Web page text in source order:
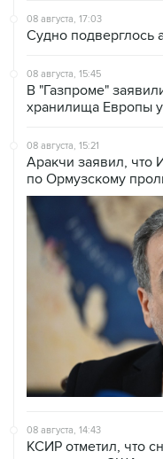
08 августа, 17:03
Судно подверглось
08 августа, 15:45
В "Газпроме"
хранилища Европы
08 августа, 15:21
Аракчи заявил, что
по Ормузскому
08 августа, 14:43
КСИР отметил, что